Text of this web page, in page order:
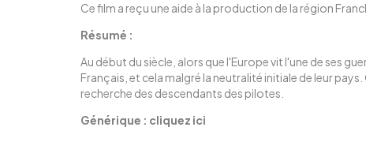
Ce film a reçu une aide à la production de la région
Résumé :
Au début du siècle, alors que l'Europe vit l'une de ses
Français, et cela malgré la neutralité initiale de leur
recherche des descendants des pilotes.
Générique : cliquez ici